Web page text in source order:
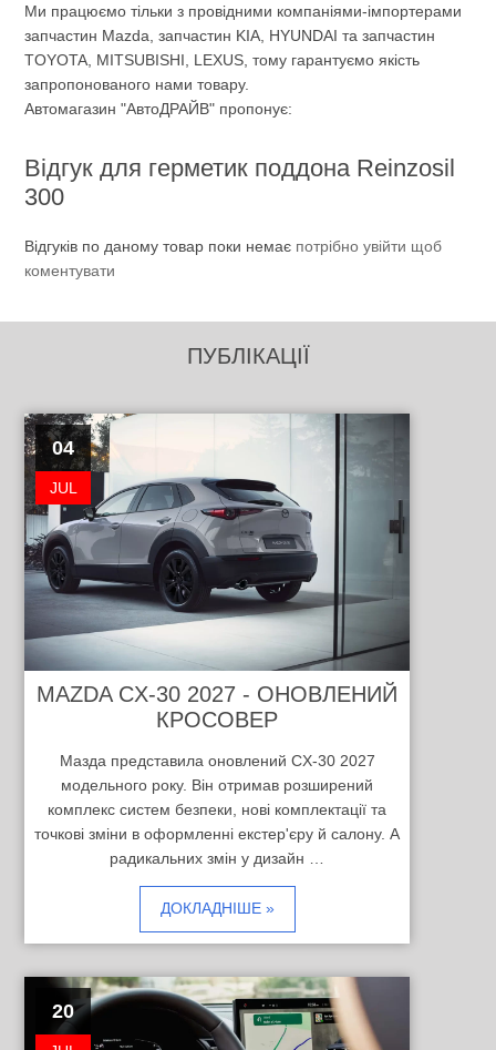
Ми працюємо тільки з провідними компаніями-імпортерами
запчастин Mazda, запчастин KIA, HYUNDAI та запчастин
TOYOTA, MITSUBISHI, LEXUS, тому гарантуємо якість
запропонованого нами товару.
Автомагазин "АвтоДРАЙВ" пропонує:
Відгук для герметик поддона Reinzosil
300
Відгуків по даному товар поки немає потрібно увійти щоб
коментувати
ПУБЛІКАЦІЇ
04
JUL
MAZDA CX-30 2027 - ОНОВЛЕНИЙ
КРОСОВЕР
Мазда представила оновлений CX-30 2027
модельного року. Він отримав розширений
комплекс систем безпеки, нові комплектації та
точкові зміни в оформленні екстер'єру й салону. А
радикальних змін у дизайн …
ДОКЛАДНІШЕ »
20